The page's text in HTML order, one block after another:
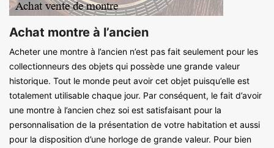
Achat montre à l’ancien
Acheter une montre à l’ancien n’est pas fait seulement pour les
collectionneurs des objets qui possède une grande valeur
historique. Tout le monde peut avoir cet objet puisqu’elle est
totalement utilisable chaque jour. Par conséquent, le fait d’avoir
une montre à l’ancien chez soi est satisfaisant pour la
personnalisation de la présentation de votre habitation et aussi
pour la disposition d’une horloge de grande valeur. Pour bien